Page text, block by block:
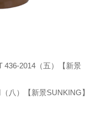
436-2014（五）【新景
八）【新景SUNKING】